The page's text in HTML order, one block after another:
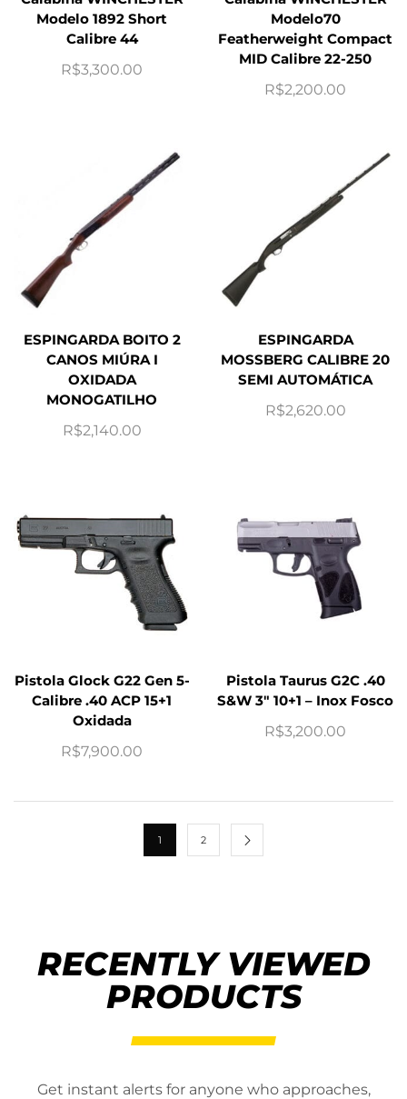
Modelo 1892 Short
Calibre 44
R$3,300.00
Modelo70
Featherweight Compact
MID Calibre 22-250
R$2,200.00
ESPINGARDA BOITO 2
CANOS MIÚRA I
OXIDADA
MONOGATILHO
R$2,140.00
ESPINGARDA
MOSSBERG CALIBRE 20
SEMI AUTOMÁTICA
R$2,620.00
Pistola Glock G22 Gen 5-
Calibre .40 ACP 15+1
Oxidada
R$7,900.00
Pistola Taurus G2C .40
S&W 3″ 10+1 – Inox Fosco
R$3,200.00
1 2
RECENTLY VIEWED
PRODUCTS
Get instant alerts for anyone who approaches,